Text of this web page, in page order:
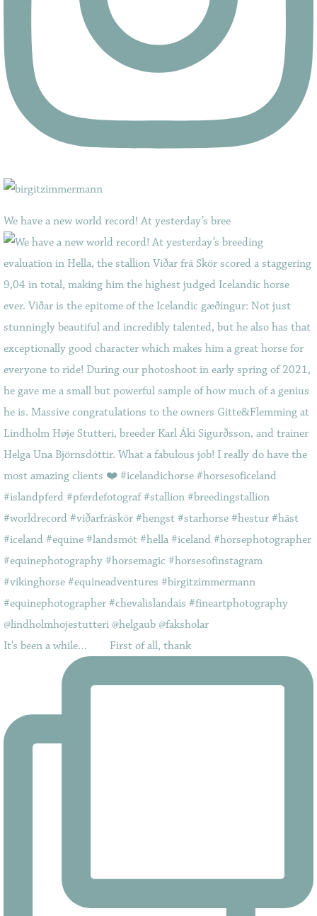
We have a new world record! At yesterday’s bree
It’s been a while…⠀ ⠀ First of all, thank